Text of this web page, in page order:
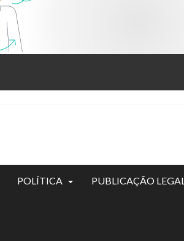
POLÍTICA PUBLICAÇÃO LEGAL